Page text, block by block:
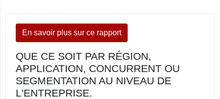
En savoir plus sur ce rapport
QUE CE SOIT PAR RÉGION,
APPLICATION, CONCURRENT OU
SEGMENTATION AU NIVEAU DE
L'ENTREPRISE.